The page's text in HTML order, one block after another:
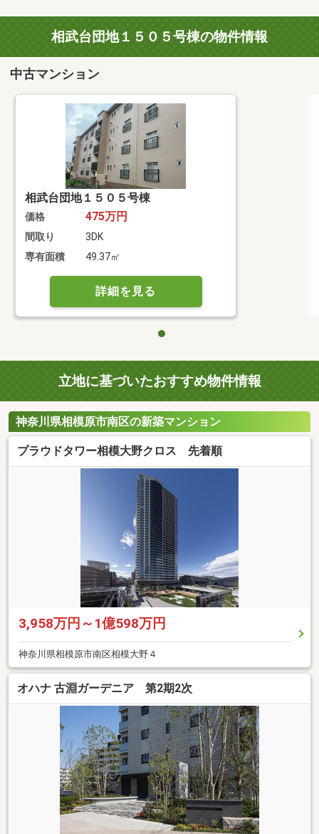
相武台団地１５０５号棟の物件情報
中古マンション
相武台団地１５０５号棟
価格 475万円
間取り
3DK
専有面積
49.37㎡
詳細を見る
立地に基づいたおすすめ物件情報
神奈川県相模原市南区の新築マンション
プラウドタワー相模大野クロス 先着順
3,958万円～1億598万円
神奈川県相模原市南区相模大野４
オハナ 古淵ガーデニア 第2期2次